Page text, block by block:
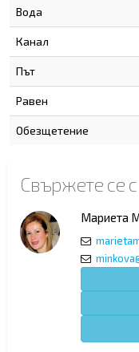
Вода
Канал
Път
Равен
Обезщетение
Свържете се с
Мариета